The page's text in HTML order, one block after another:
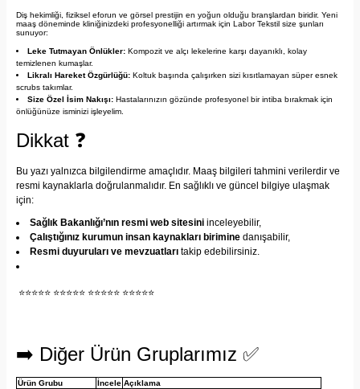
Diş hekimliği, fiziksel eforun ve görsel prestijin en yoğun olduğu branşlardan biridir. Yeni
maaş döneminde kliniğinizdeki profesyonelliği artırmak için Labor Tekstil size şunları
sunuyor:
Leke Tutmayan Önlükler: Kompozit ve alçı lekelerine karşı dayanıklı, kolay
temizlenen kumaşlar.
Likralı Hareket Özgürlüğü: Koltuk başında çalışırken sizi kısıtlamayan süper esnek
scrubs takımlar.
Size Özel İsim Nakışı: Hastalarınızın gözünde profesyonel bir intiba bırakmak için
önlüğünüze isminizi işleyelim.
Dikkat ❓
Bu yazı yalnızca bilgilendirme amaçlıdır. Maaş bilgileri tahmini verilerdir ve
resmi kaynaklarla doğrulanmalıdır. En sağlıklı ve güncel bilgiye ulaşmak
için:
Sağlık Bakanlığı’nın resmi web sitesini inceleyebilir,
Çalıştığınız kurumun insan kaynakları birimine danışabilir,
Resmi duyuruları ve mevzuatları takip edebilirsiniz.
⭐⭐⭐⭐⭐ ⭐⭐⭐⭐⭐ ⭐⭐⭐⭐⭐ ⭐⭐⭐⭐⭐
➡️ Diğer Ürün Gruplarımız ✅
Ürün Grubu İncele Açıklama